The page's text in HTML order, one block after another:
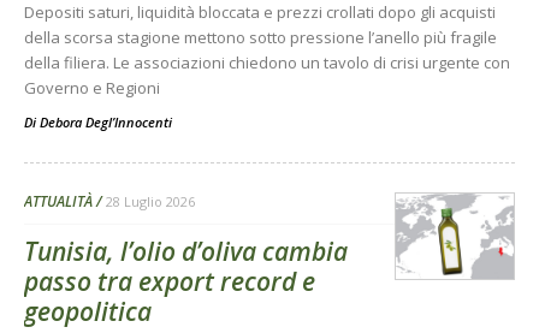
Depositi saturi, liquidità bloccata e prezzi crollati dopo gli acquisti
della scorsa stagione mettono sotto pressione l’anello più fragile
della filiera. Le associazioni chiedono un tavolo di crisi urgente con
Governo e Regioni
Di Debora Degl’Innocenti
ATTUALITÀ 28 Luglio 2026
Tunisia, l’olio d’oliva cambia
passo tra export record e
geopolitica